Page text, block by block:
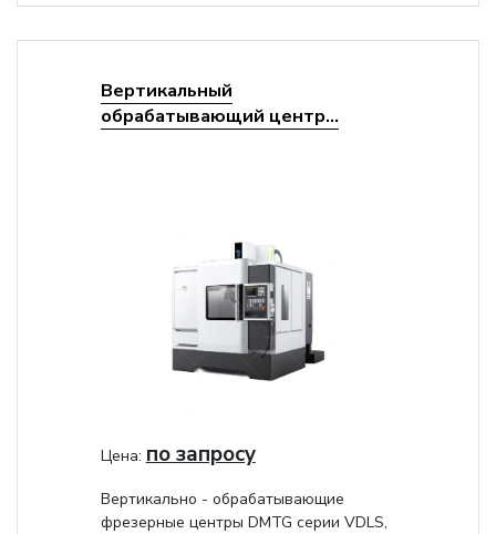
Вертикальный
обрабатывающий центр...
Цена: по запросу
Вертикально - обрабатывающие
фрезерные центры DMTG серии VDLS,